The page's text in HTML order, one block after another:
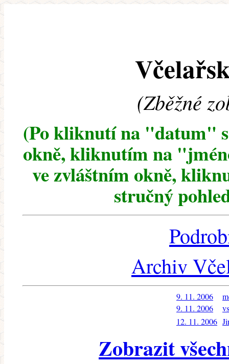
(Zběžné
(Po kliknutí na "datum"
okně, kliknutím na
ve zvláštním okně,
stručný
Archiv
9. 11. 2006
9. 11. 2006
12. 11. 2006
Zobrazit